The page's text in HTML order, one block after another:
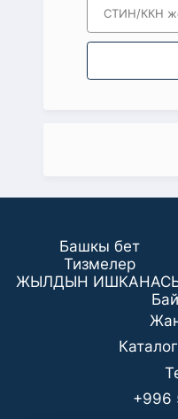
Башкы бет
Тизмелер
ЖЫЛДЫН
+996